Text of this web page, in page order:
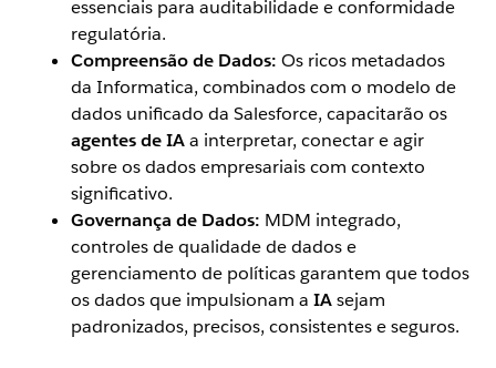
essenciais para auditabilidade e conformidade
regulatória.
Compreensão de Dados: Os ricos metadados
da Informatica, combinados com o modelo de
dados unificado da Salesforce, capacitarão os
agentes de IAa interpretar, conectar e agir
sobre os dados empresariais com contexto
significativo.
Governança de Dados: MDM integrado,
controles de qualidade de dados e
gerenciamento de políticas garantem que todos
os dados que impulsionam a IAsejam
padronizados, precisos, consistentes e seguros.